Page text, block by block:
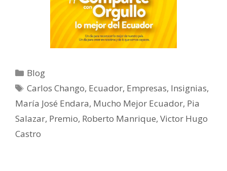
Blog
Carlos Chango, Ecuador, Empresas, Insignias,
María José Endara, Mucho Mejor Ecuador, Pia
Salazar, Premio, Roberto Manrique, Victor Hugo
Castro